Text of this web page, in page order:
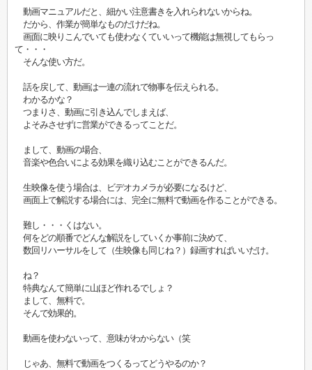
動画マニュアルだと、細かい注意書きを入れられないからね。
だから、作業が簡単なものだけだね。
画面に映りこんでいても使わなくていいって機能は無視してもらっ
て・・・
そんな使い方だ。
話を戻して、動画は一連の流れで物事を伝えられる。
わかるかな？
つまりさ、動画に引き込んでしまえば、
よそみさせずに営業ができるってことだ。
まして、動画の場合、
音楽や色合いによる効果を織り込むことができるんだ。
生映像を使う場合は、ビデオカメラが必要になるけど、
画面上で解説する場合には、完全に無料で動画を作ることができる。
難し・・・くはない。
何をどの順番でどんな解説をしていくか事前に決めて、
数回リハーサルをして（生映像も同じね？）録画すればいいだけ。
ね？
特典なんて簡単に山ほど作れるでしょ？
まして、無料で。
そんで効果的。
動画を使わないって、意味がわからない（笑
じゃあ、無料で動画をつくるってどうやるのか？